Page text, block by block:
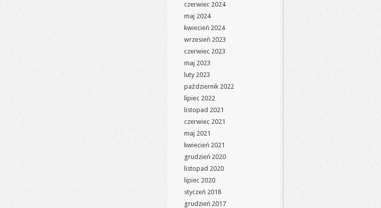
czerwiec 2024
maj 2024
kwiecień 2024
wrzesień 2023
czerwiec 2023
maj 2023
luty 2023
październik 2022
lipiec 2022
listopad 2021
czerwiec 2021
maj 2021
kwiecień 2021
grudzień 2020
listopad 2020
lipiec 2020
styczeń 2018
grudzień 2017